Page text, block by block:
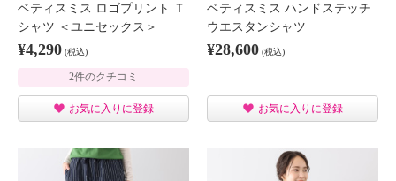
ベティスミス ロゴプリント Ｔ
シャツ ＜ユニセックス＞
¥4,290 (税込)
2件のクチコミ
お気に入りに登録
ベティスミス ハンドステッチ
ウエスタンシャツ
¥28,600 (税込)
お気に入りに登録